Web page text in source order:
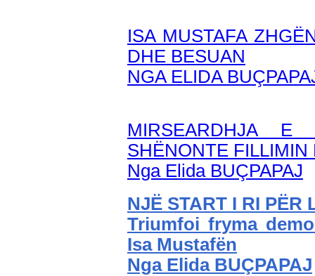
ISA MUSTAFA
DHE BESUAN
NGA ELIDA
MIRSEARDHJA
SHËNONTE
Nga Elida BUÇPAPAJ
NJË START I RI PËR
Triumfoi fryma
Isa Mustafën
Nga Elida BUÇPAPAJ